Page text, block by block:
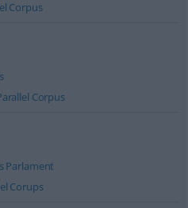
Corpus
Corpus
Parlament
Corups